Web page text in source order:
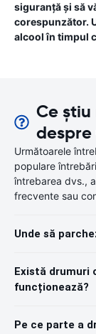
siguranță și să
corespunzător.
alcool în timpul
Ce
despre
Următoarele
populare
întrebarea dvs.,
frecvente sau
Unde să
Există drumuri
funcționează?
Pe ce parte a